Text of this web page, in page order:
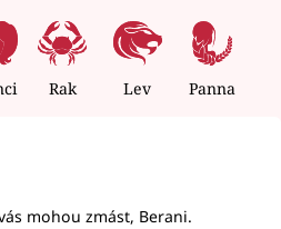
Rak Lev Panna
mohou zmást, Berani.